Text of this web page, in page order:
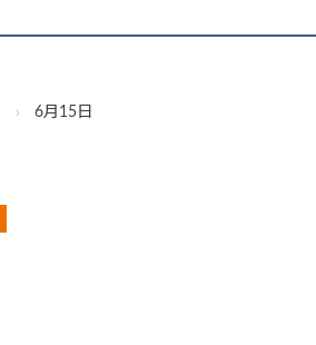
6月15日